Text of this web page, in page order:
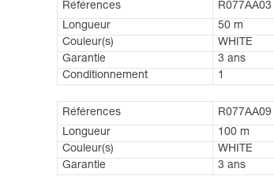
Références R077AA03
Longueur
50 m
Couleur(s)
WHITE
Garantie
3 ans
Conditionnement
1
Références R077AA09
Longueur
100 m
Couleur(s)
WHITE
Garantie
3 ans